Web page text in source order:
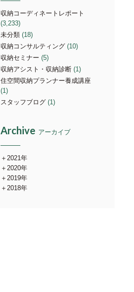
収納コーディネートレポート
(3,233)
未分類 (18)
収納コンサルティング (10)
収納セミナー (5)
収納アシスト・収納診断 (1)
住空間収納プランナー養成講座
(1)
スタッフブログ (1)
Archive アーカイブ
2021年
2020年
2019年
2018年